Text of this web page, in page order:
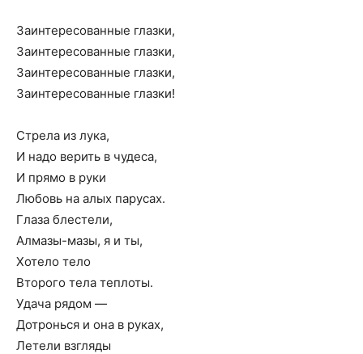
Заинтересованные глазки,
Заинтересованные глазки,
Заинтересованные глазки,
Заинтересованные глазки!
Стрела из лука,
И надо верить в чудеса,
И прямо в руки
Любовь на алых парусах.
Глаза блестели,
Алмазы-мазы, я и ты,
Хотело тело
Второго тела теплоты.
Удача рядом —
Дотронься и она в руках,
Летели взгляды